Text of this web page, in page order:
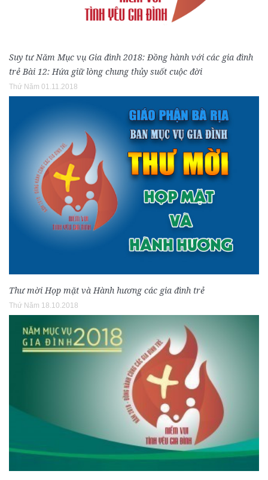
Suy tư Năm Mục vụ Gia đình 2018: Đồng hành với các gia đình
trẻ Bài 12: Hứa giữ lòng chung thủy suốt cuộc đời
Thứ Năm 01.11.2018
Thư mời Họp mặt và Hành hương các gia đình trẻ
Thứ Năm 18.10.2018